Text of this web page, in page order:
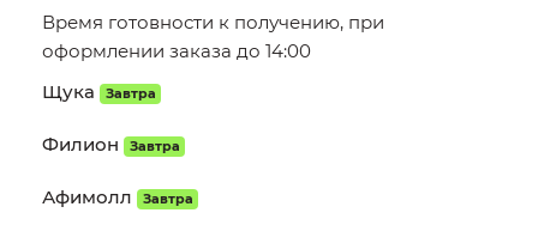
Время готовности к получению, при
оформлении заказа до 14:00
Щука
Завтра
Филион Завтра
Афимолл Завтра